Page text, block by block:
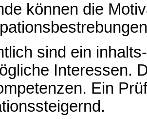
können die
sind ein
Interessen.
Ein